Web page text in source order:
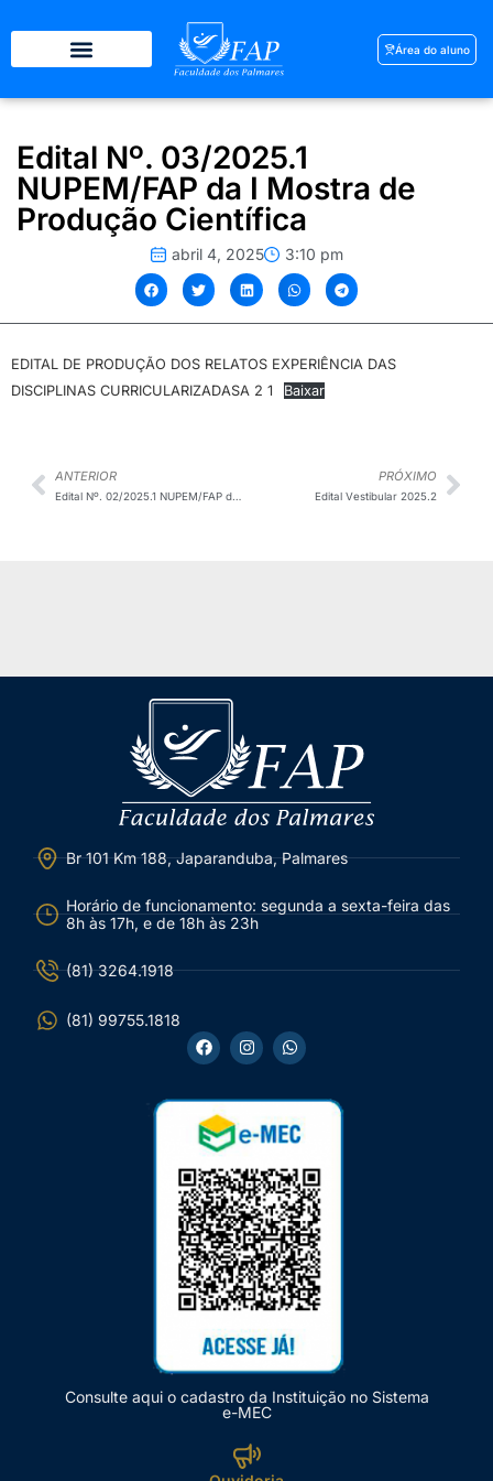
Área do aluno
Edital Nº. 03/2025.1
NUPEM/FAP da I Mostra de
Produção Científica
abril 4, 2025 3:10 pm
EDITAL DE PRODUÇÃO DOS RELATOS EXPERIÊNCIA DAS
DISCIPLINAS CURRICULARIZADASA 2 1
Baixar
ANTERIOR PRÓXIMO
Edital Vestibular 2025.2
Br 101 Km 188, Japaranduba, Palmares
Horário de funcionamento: segunda a sexta-feira das
8h às 17h, e de 18h às 23h
(81) 3264.1918
(81) 99755.1818
Consulte aqui o cadastro da Instituição no Sistema
e-MEC